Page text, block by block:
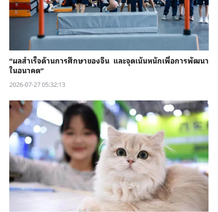
“ผลสำเร็จด้านการศึกษาของจีน และจุดเน้นหนักเพื่อการพัฒนา
ในอนาคต”
2026-07-27 05:32:13